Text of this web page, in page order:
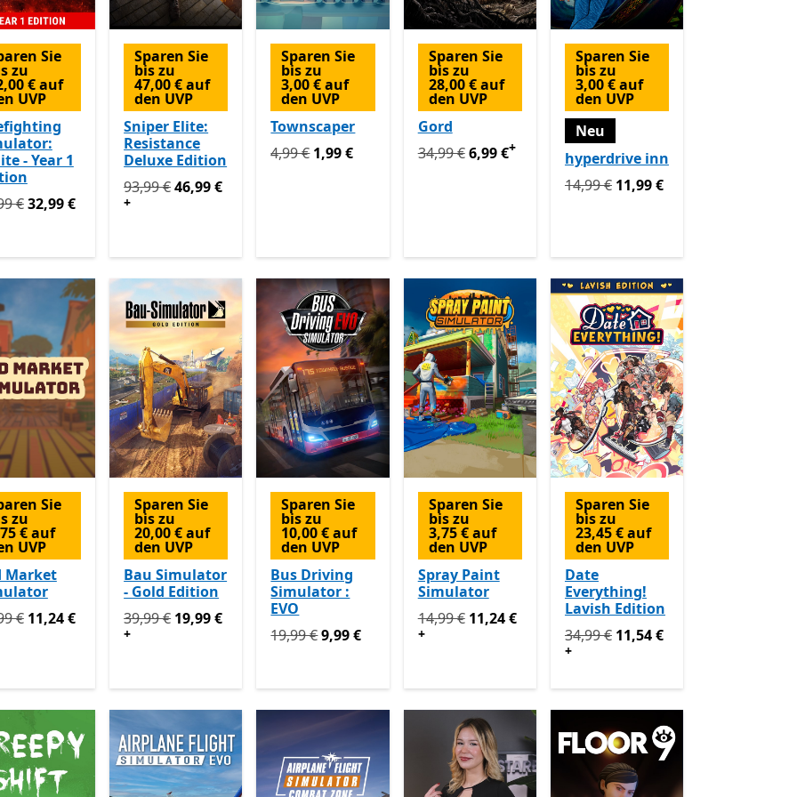
Sie
zu
€ auf
UVP
- Year 1
54,99 € jetzt 32,99 €
€32,99 €
Sparen Sie
bis zu
47,00 € auf
den UVP
Sniper Elite:
Resistance
Deluxe Edition
Ursprünglich 93,99 € jetzt 46,99 €
93,99 €46,99 €
+
Sparen Sie
bis zu
3,00 € auf
den UVP
Townscaper
Ursprünglich 4,99 € jetzt 1,99 €
4,99 € 1,99 €
Sparen Sie
bis zu
28,00 € auf
den UVP
Gord
Ursprünglich 34,99 € jetzt 6,99 €Enthält In-App-Käufe
34,99 €6,99 €+
Sparen Sie
bis zu
3,00 € auf
den UVP
Neu
hyperdrive inn
Ursprünglich 14,99 € jetzt 11,99 €
14,99 € 11,99 €
Sie
zu
€ auf
UVP
Market
14,99 € jetzt 11,24 €
€ 11,24 €
Sparen Sie
bis zu
20,00 € auf
den UVP
Bau Simulator
- Gold Edition
Ursprünglich 39,99 € jetzt 19,99 €
Enthält In-App-Käufe
39,99 € 19,99 €
+
Sparen Sie
bis zu
10,00 € auf
den UVP
Bus Driving
Simulator :
EVO
Ursprünglich 19,99 € jetzt 9,99 €
19,99 €9,99 €
Sparen Sie
bis zu
3,75 € auf
den UVP
Spray Paint
Simulator
Ursprünglich 14,99 € jetzt 11,24 €Enthält In-App-Käufe
14,99 € 11,24 €
+
Sparen Sie
bis zu
23,45 € auf
den UVP
Date
Everything!
Lavish Edition
Ursprünglich 34,99 € jetzt 11,54 €
34,99 € 11,54 €
+